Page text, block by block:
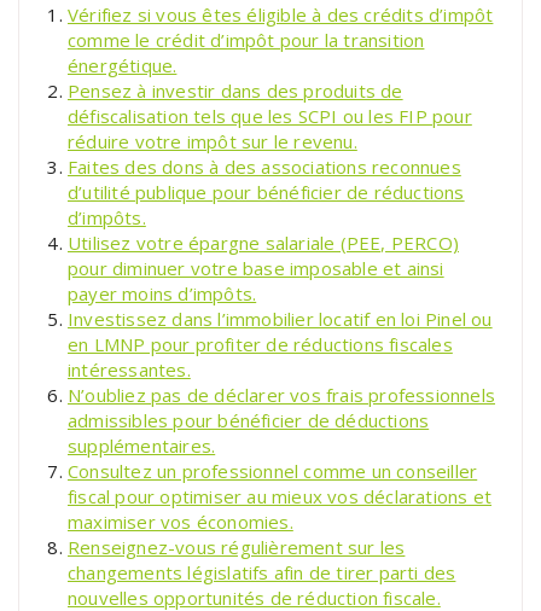
Vérifiez si vous êtes éligible à des crédits d’impôt
comme le crédit d’impôt pour la transition
énergétique.
Pensez à investir dans des produits de
défiscalisation tels que les SCPI ou les FIP pour
réduire votre impôt sur le revenu.
Faites des dons à des associations reconnues
d’utilité publique pour bénéficier de réductions
d’impôts.
Utilisez votre épargne salariale (PEE, PERCO)
pour diminuer votre base imposable et ainsi
payer moins d’impôts.
Investissez dans l’immobilier locatif en loi Pinel ou
en LMNP pour profiter de réductions fiscales
intéressantes.
N’oubliez pas de déclarer vos frais professionnels
admissibles pour bénéficier de déductions
supplémentaires.
Consultez un professionnel comme un conseiller
fiscal pour optimiser au mieux vos déclarations et
maximiser vos économies.
Renseignez-vous régulièrement sur les
changements législatifs afin de tirer parti des
nouvelles opportunités de réduction fiscale.